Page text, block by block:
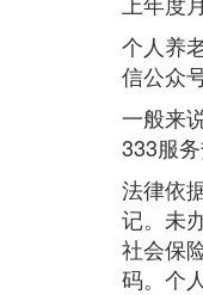
个人养
信公众
一般来
333服
法律依
记。未
社会保
码。个